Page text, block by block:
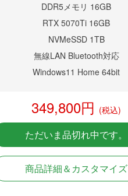
DDR5メモリ 16GB
RTX 5070Ti 16GB
NVMeSSD 1TB
無線LAN Bluetooth対応
Windows11 Home 64bit
349,800円 (税込)
ただいま品切れ中です。
商品詳細＆カスタマイズ